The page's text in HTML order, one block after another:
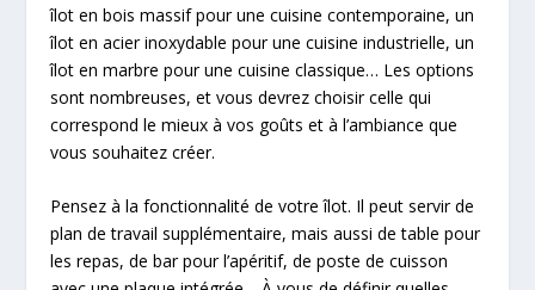
îlot en bois massif pour une cuisine contemporaine, un
îlot en acier inoxydable pour une cuisine industrielle, un
îlot en marbre pour une cuisine classique… Les options
sont nombreuses, et vous devrez choisir celle qui
correspond le mieux à vos goûts et à l’ambiance que
vous souhaitez créer.
Pensez à la fonctionnalité de votre îlot. Il peut servir de
plan de travail supplémentaire, mais aussi de table pour
les repas, de bar pour l’apéritif, de poste de cuisson